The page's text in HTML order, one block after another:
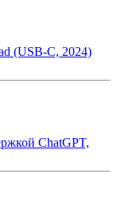
(USB-C, 2024)
ChatGPT,